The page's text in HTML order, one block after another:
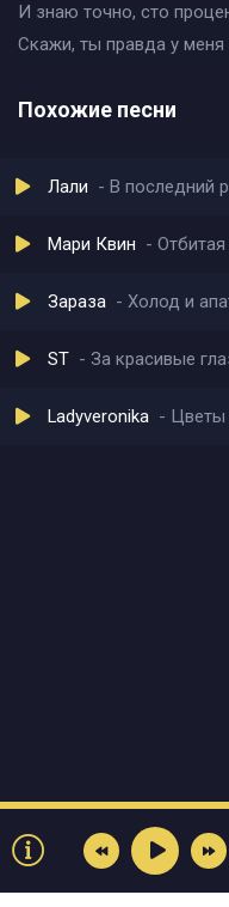
И знаю точно, сто
Скажи, ты правда у
Похожие песни
Лали В последний
Мари Квин Отбитая
Зараза Холод и
ST За красивые
Ladyveronika Цветы